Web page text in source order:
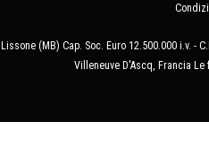
(MB) Cap. Soc. Euro 12.500.000 i.v. -
Villeneuve D'Ascq, Francia